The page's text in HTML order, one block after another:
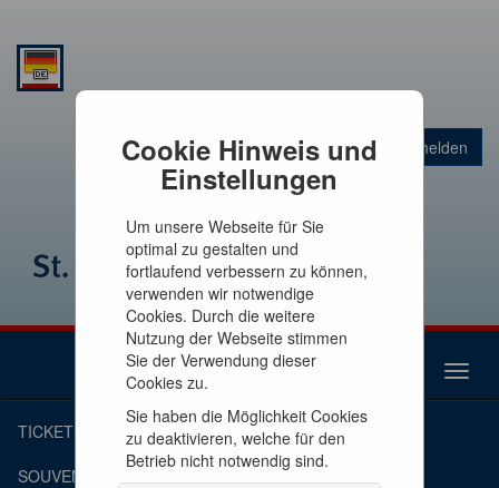
Cookie Hinweis und
Einstellungen
Um unsere Webseite für Sie
optimal zu gestalten und
fortlaufend verbessern zu können,
verwenden wir notwendige
Cookies. Durch die weitere
Nutzung der Webseite stimmen
Sie der Verwendung dieser
Cookies zu.
Sie haben die Möglichkeit Cookies
zu deaktivieren, welche für den
Betrieb nicht notwendig sind.
Warenkorb
0 Artikel 0,00 €
Anmelden
TICKETS
SOUVENIRS